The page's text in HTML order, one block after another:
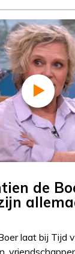
de
laat bij Tijd